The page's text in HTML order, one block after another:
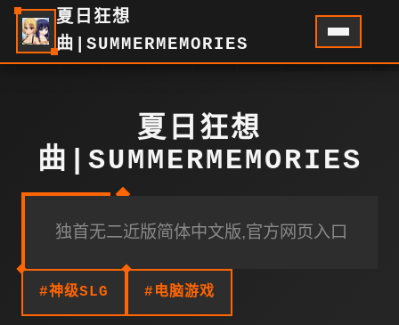
夏日狂想
曲|SUMMERMEMORIES
夏日狂想
曲|SUMMERMEMORIES
独首无二近版简体中文版,官方网页入口
#神级SLG #电脑游戏